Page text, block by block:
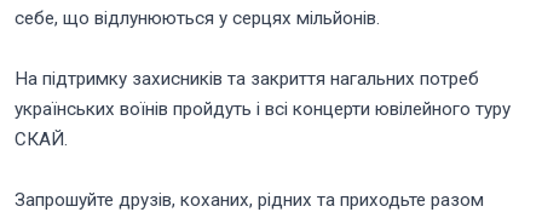
себе, що відлунюються у серцях мільйонів.
На підтримку захисників та закриття нагальних потреб
українських воїнів пройдуть і всі концерти ювілейного туру
СКАЙ.
Запрошуйте друзів, коханих, рідних та приходьте разом